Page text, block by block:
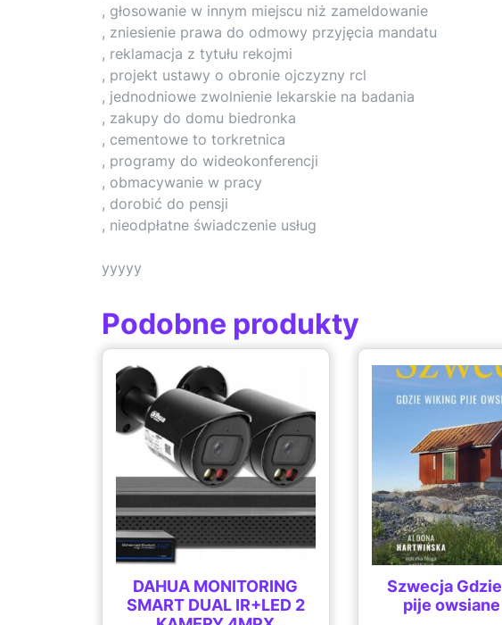
, głosowanie w innym miejscu niż zameldowanie
, zniesienie prawa do odmowy przyjęcia mandatu
, reklamacja z tytułu rekojmi
, projekt ustawy o obronie ojczyzny rcl
, jednodniowe zwolnienie lekarskie na badania
, zakupy do domu biedronka
, cementowe to torkretnica
, programy do wideokonferencji
, obmacywanie w pracy
, dorobić do pensji
, nieodpłatne świadczenie usług
yyyyy
Podobne produkty
DAHUA MONITORING
SMART DUAL IR+LED 2
Szwecja
pije